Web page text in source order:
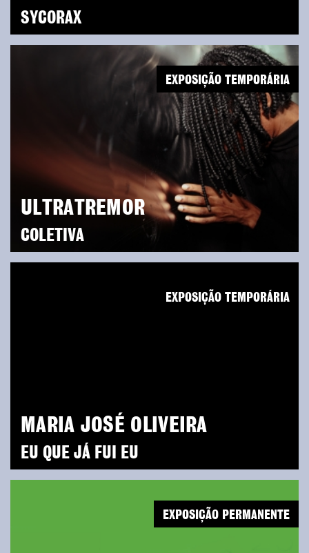
SYCORAX
ULTRATREMOR
COLETIVA
EXPOSIÇÃO TEMPORÁRIA
MARIA JOSÉ OLIVEIRA
EU QUE JÁ FUI EU
EXPOSIÇÃO TEMPORÁRIA
EXPOSIÇÃO PERMANENTE